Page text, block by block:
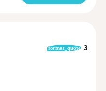
format_quote 3